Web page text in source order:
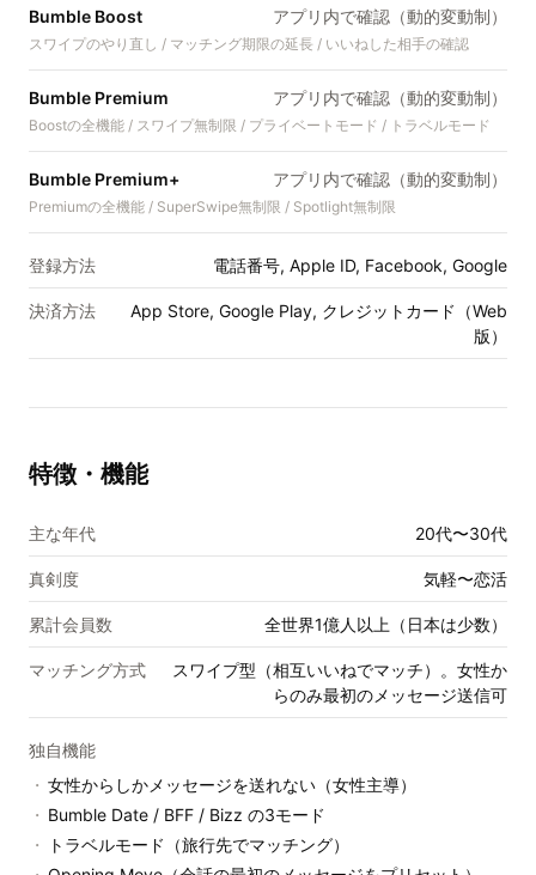
Bumble Boost アプリ内で確認（動的変動制）
スワイプのやり直し / マッチング期限の延長 / いいねした相手の確認
Bumble Premium アプリ内で確認（動的変動制）
Boostの全機能 / スワイプ無制限 / プライベートモード / トラベルモード
Bumble Premium+ アプリ内で確認（動的変動制）
Premiumの全機能 / SuperSwipe無制限 / Spotlight無制限
登録方法 電話番号, Apple ID, Facebook, Google
決済方法
App Store, Google Play, クレジットカード（Web
版）
特徴・機能
主な年代 20代〜30代
真剣度 気軽〜恋活
累計会員数 全世界1億人以上（日本は少数）
マッチング方式
スワイプ型（相互いいねでマッチ）。女性か
らのみ最初のメッセージ送信可
独自機能
・ 女性からしかメッセージを送れない（女性主導）
・ Bumble Date / BFF / Bizz の3モード
・
トラベルモード（旅行先でマッチング）